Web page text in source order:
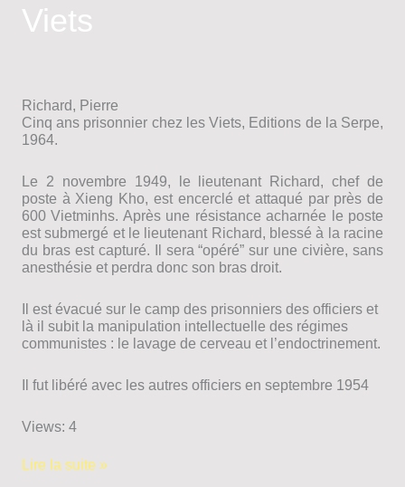
Viets
Richard, Pierre
Cinq ans prisonnier chez les Viets, Editions de la Serpe,
1964.
Le 2 novembre 1949, le lieutenant Richard, chef de
poste à Xieng Kho, est encerclé et attaqué par près de
600 Vietminhs. Après une résistance acharnée le poste
est submergé et le lieutenant Richard, blessé à la racine
du bras est capturé. Il sera “opéré” sur une civière, sans
anesthésie et perdra donc son bras droit.
Il est évacué sur le camp des prisonniers des officiers et
là il subit la manipulation intellectuelle des régimes
communistes : le lavage de cerveau et l’endoctrinement.
Il fut libéré avec les autres officiers en septembre 1954
Views: 4
Richard
Lire la suite »